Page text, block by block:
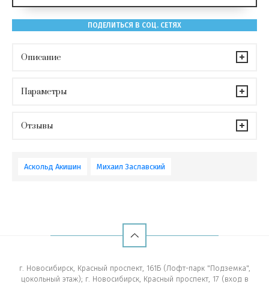
ПОДЕЛИТЬСЯ В СОЦ. СЕТЯХ
Описание
Параметры
Отзывы
Аскольд Акишин Михаил Заславский
г. Новосибирск, Красный проспект, 161Б (Лофт-парк "Подземка",
цокольный этаж); г. Новосибирск, Красный проспект, 17 (вход в